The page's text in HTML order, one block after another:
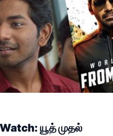
யூத் முதல்